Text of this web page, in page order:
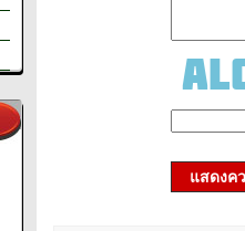
แสดงค